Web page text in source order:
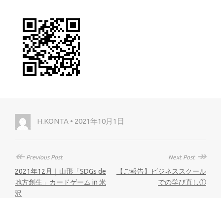
H.KONTA • 2021年10月1日
↞Previous Post
2021年12月｜山形「SDGs de
地方創生」カードゲーム in 米
沢
Next Post ↠
【ご報告】ビジネススクール
での学び直し①